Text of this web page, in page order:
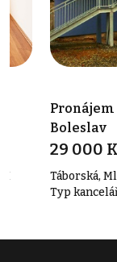
I
Pronájem
Boleslav
29 000
Táborská,
Typ